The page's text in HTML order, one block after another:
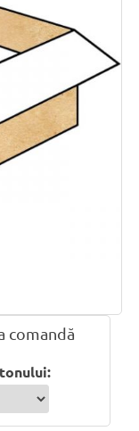
comandă